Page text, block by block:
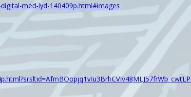
med-lyd-140409p.html#images